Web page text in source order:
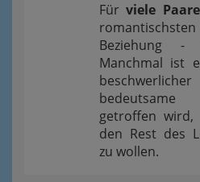
Fürviele Paare
Beziehung -
Manchmal ist
getroffen
den Rest des
zu wollen.